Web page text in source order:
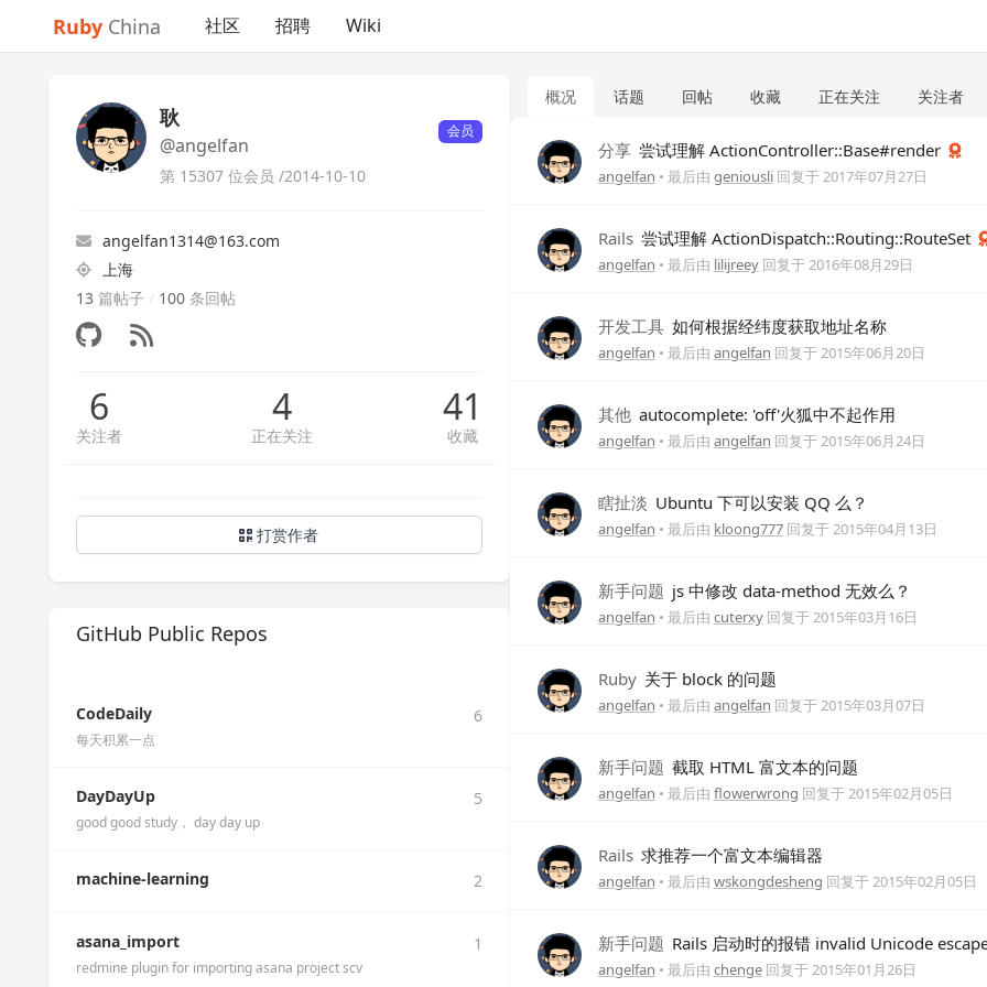
Ruby China 社区 招聘 Wiki
耿
@angelfan
会员
第 15307 位会员 /2014-10-10
angelfan1314@163.com
上海
13 篇帖子 / 100 条回帖
6
关注者
4
正在关注
41
收藏
打赏作者
GitHub Public Repos
CodeDaily 6
每天积累一点
DayDayUp 5
good good study， day day up
machine-learning 2
asana_import 1
redmine plugin for importing asana project scv
概况 话题 回帖 收藏 正在关注 关注者
分享 尝试理解 ActionController::Base#render
angelfan • 最后由 geniousli回复于2017年07月27日
Rails 尝试理解 ActionDispatch::Routing::RouteSet
angelfan • 最后由 lilijreey回复于2016年08月29日
开发工具 如何根据经纬度获取地址名称
angelfan • 最后由 angelfan 回复于2015年06月20日
其他 autocomplete: 'off'火狐中不起作用
angelfan • 最后由 angelfan 回复于2015年06月24日
瞎扯淡 Ubuntu 下可以安装 QQ 么？
angelfan • 最后由 kloong777回复于2015年04月13日
新手问题 js 中修改 data-method 无效么？
angelfan • 最后由 cuterxy回复于2015年03月16日
Ruby 关于 block 的问题
angelfan • 最后由 angelfan 回复于2015年03月07日
新手问题 截取 HTML 富文本的问题
angelfan • 最后由 flowerwrong 回复于2015年02月05日
Rails 求推荐一个富文本编辑器
angelfan • 最后由 wskongdesheng 回复于2015年02月05日
新手问题 Rails 启动时的报错 invalid Unicode
angelfan • 最后由 chenge回复于2015年01月26日